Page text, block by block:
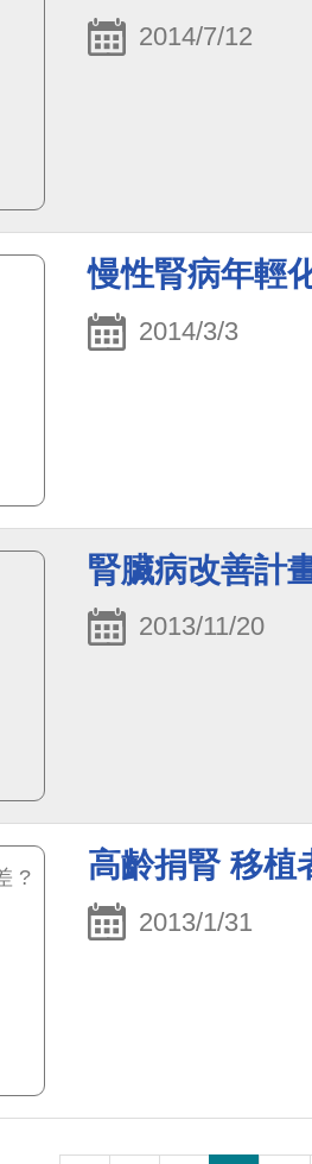
2014/7/12
慢性腎病年輕
2014/3/3
腎臟病改善計
2013/11/20
高齡捐腎 移植
2013/1/31